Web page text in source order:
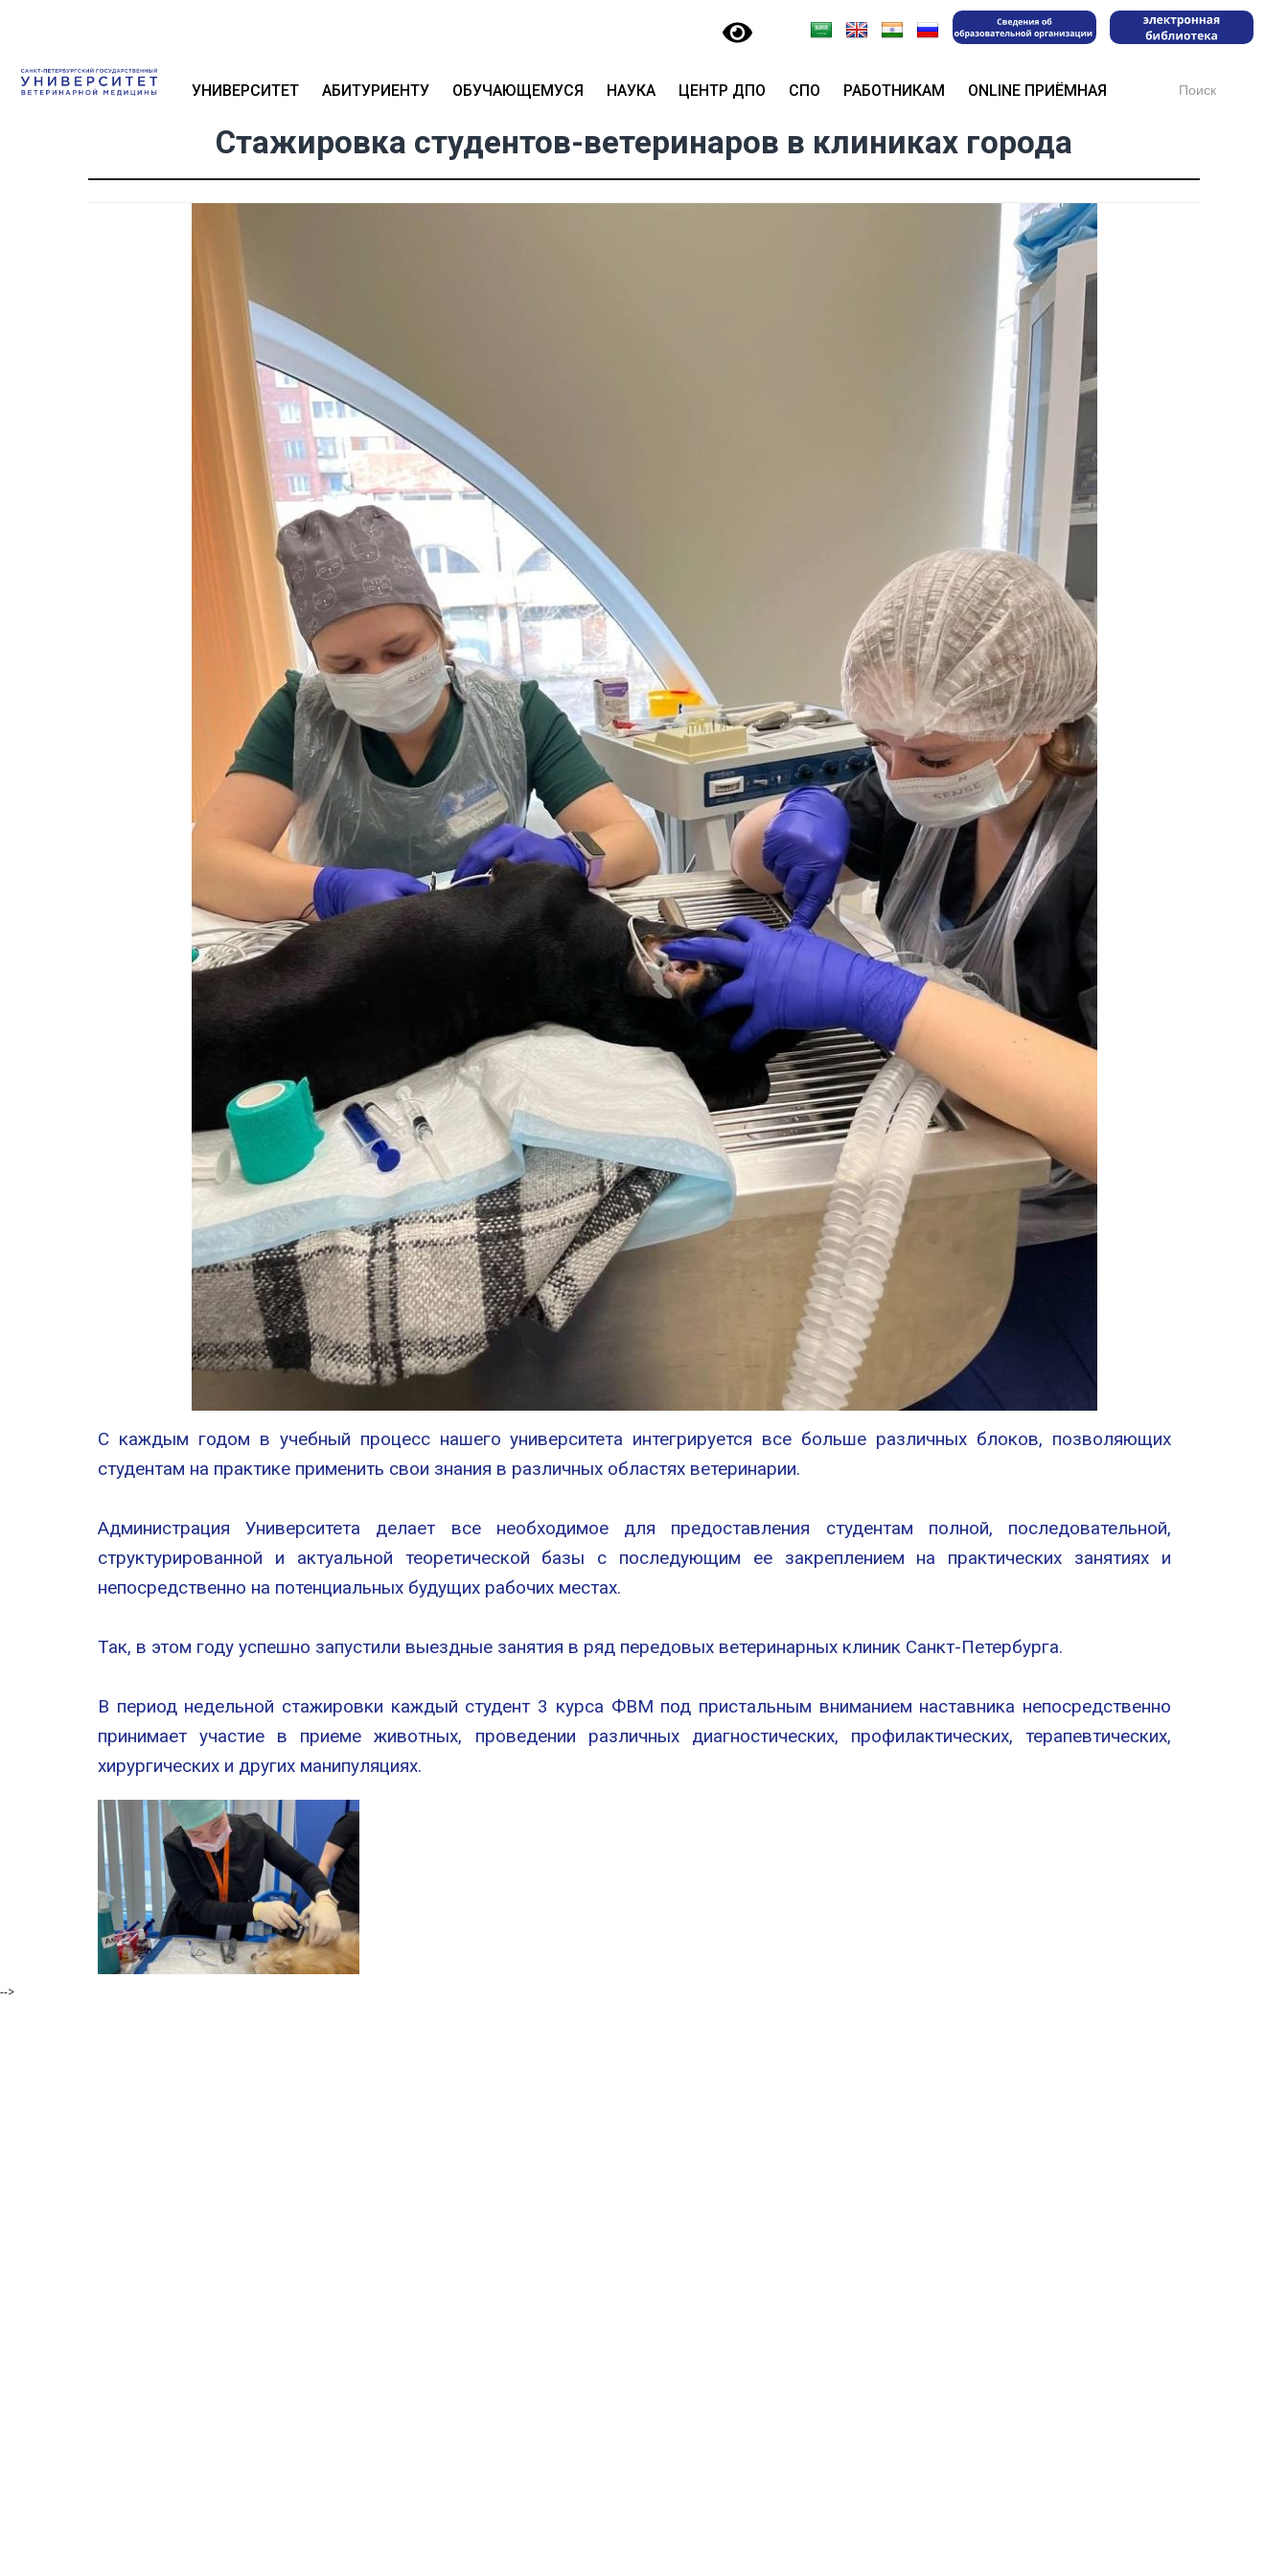
УНИВЕРСИТЕТ АБИТУРИЕНТУ ОБУЧАЮЩЕМУСЯ НАУКА ЦЕНТР ДПО СПО РАБОТНИКАМ ONLINE ПРИЁМНАЯ for:
Стажировка студентов-ветеринаров в клиниках города
С каждым годом в учебный процесс нашего университета интегрируется все больше различных блоков, позволяющих
студентам на практике применить свои знания в различных областях ветеринарии.
Администрация Университета делает все необходимое для предоставления студентам полной, последовательной,
структурированной и актуальной теоретической базы с последующим ее закреплением на практических занятиях и
непосредственно на потенциальных будущих рабочих местах.
Так, в этом году успешно запустили выездные занятия в ряд передовых ветеринарных клиник Санкт-Петербурга.
В период недельной стажировки каждый студент 3 курса ФВМ под пристальным вниманием наставника непосредственно
принимает участие в приеме животных, проведении различных диагностических, профилактических, терапевтических,
хирургических и других манипуляциях.
-->